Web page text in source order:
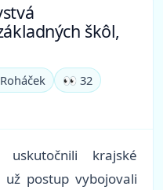
škôl,
👀 32
krajské
postup vybojovali